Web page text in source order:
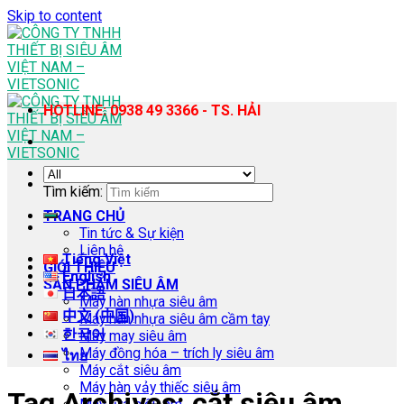
Skip to content
TRANG CHỦ
Tin tức & Sự kiện
Liên hệ
GIỚI THIỆU
SẢN PHẨM SIÊU ÂM
Máy hàn nhựa siêu âm
Máy hàn nhựa siêu âm cầm tay
Máy may siêu âm
Máy đồng hóa – trích ly siêu âm
Máy cắt siêu âm
Máy hàn vảy thiếc siêu âm
HOTLINE: 0938 49 3366 - TS. HẢI
Tìm kiếm:
Tiếng Việt
English
日本語
中文 (中国)
한국어
ไทย